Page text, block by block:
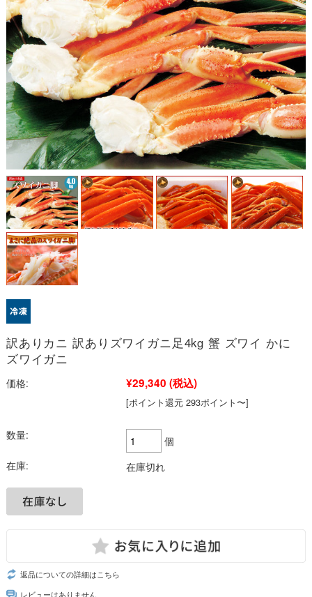
訳ありカニ 訳ありズワイガニ足4kg 蟹 ズワイ かに
ズワイガニ
価格: ¥29,340 (税込)
[ポイント還元 293ポイント〜]
数量:
個
在庫:
在庫切れ
返品についての詳細はこちら
レビューはありません